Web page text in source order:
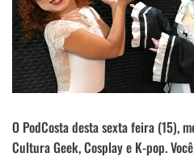
O PodCosta desta sexta feira (15),
Cultura Geek, Cosplay e K-pop.